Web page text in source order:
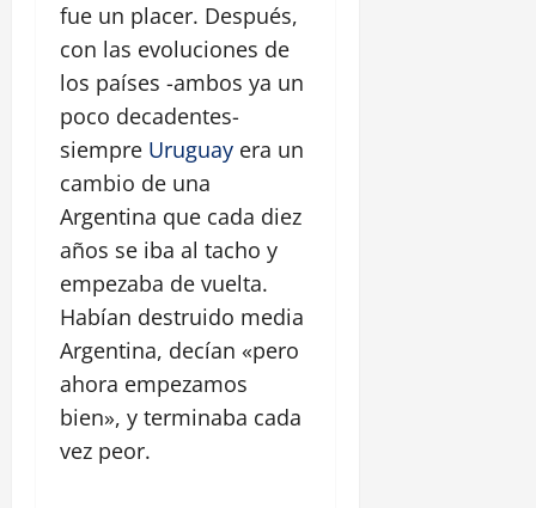
fue un placer. Después,
con las evoluciones de
los países -ambos ya un
poco decadentes-
siempre Uruguay era un
cambio de una
Argentina que cada diez
años se iba al tacho y
empezaba de vuelta.
Habían destruido media
Argentina, decían «pero
ahora empezamos
bien», y terminaba cada
vez peor.